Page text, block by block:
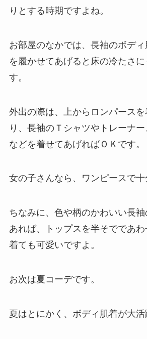
りとする時期ですよね。
お部屋のなかでは、長袖のボデ
を履かせてあげると床の冷たさに
す。
外出の際は、上からロンパース
り、長袖のＴシャツやトレーナ
などを着せてあげればＯＫです。
女の子さんなら、ワンピースで十
ちなみに、色や柄のかわいい長
あれば、トップスを半そでであ
着ても可愛いですよ。
お次は夏コーデです。
夏はとにかく、ボディ肌着が大活